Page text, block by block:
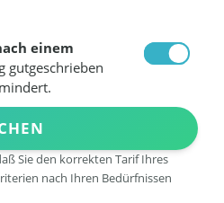
einem
gutgeschrieben
Sie den korrekten Tarif Ihres
nach Ihren Bedürfnissen